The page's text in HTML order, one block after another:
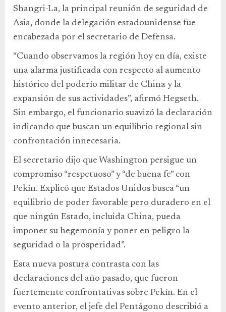
Shangri-La, la principal reunión de seguridad de
Asia, donde la delegación estadounidense fue
encabezada por el secretario de Defensa.
“Cuando observamos la región hoy en día, existe
una alarma justificada con respecto al aumento
histórico del poderío militar de China y la
expansión de sus actividades”, afirmó Hegseth.
Sin embargo, el funcionario suavizó la declaración
indicando que buscan un equilibrio regional sin
confrontación innecesaria.
El secretario dijo que Washington persigue un
compromiso “respetuoso” y “de buena fe” con
Pekín. Explicó que Estados Unidos busca “un
equilibrio de poder favorable pero duradero en el
que ningún Estado, incluida China, pueda
imponer su hegemonía y poner en peligro la
seguridad o la prosperidad”.
Esta nueva postura contrasta con las
declaraciones del año pasado, que fueron
fuertemente confrontativas sobre Pekín. En el
evento anterior, el jefe del Pentágono describió a